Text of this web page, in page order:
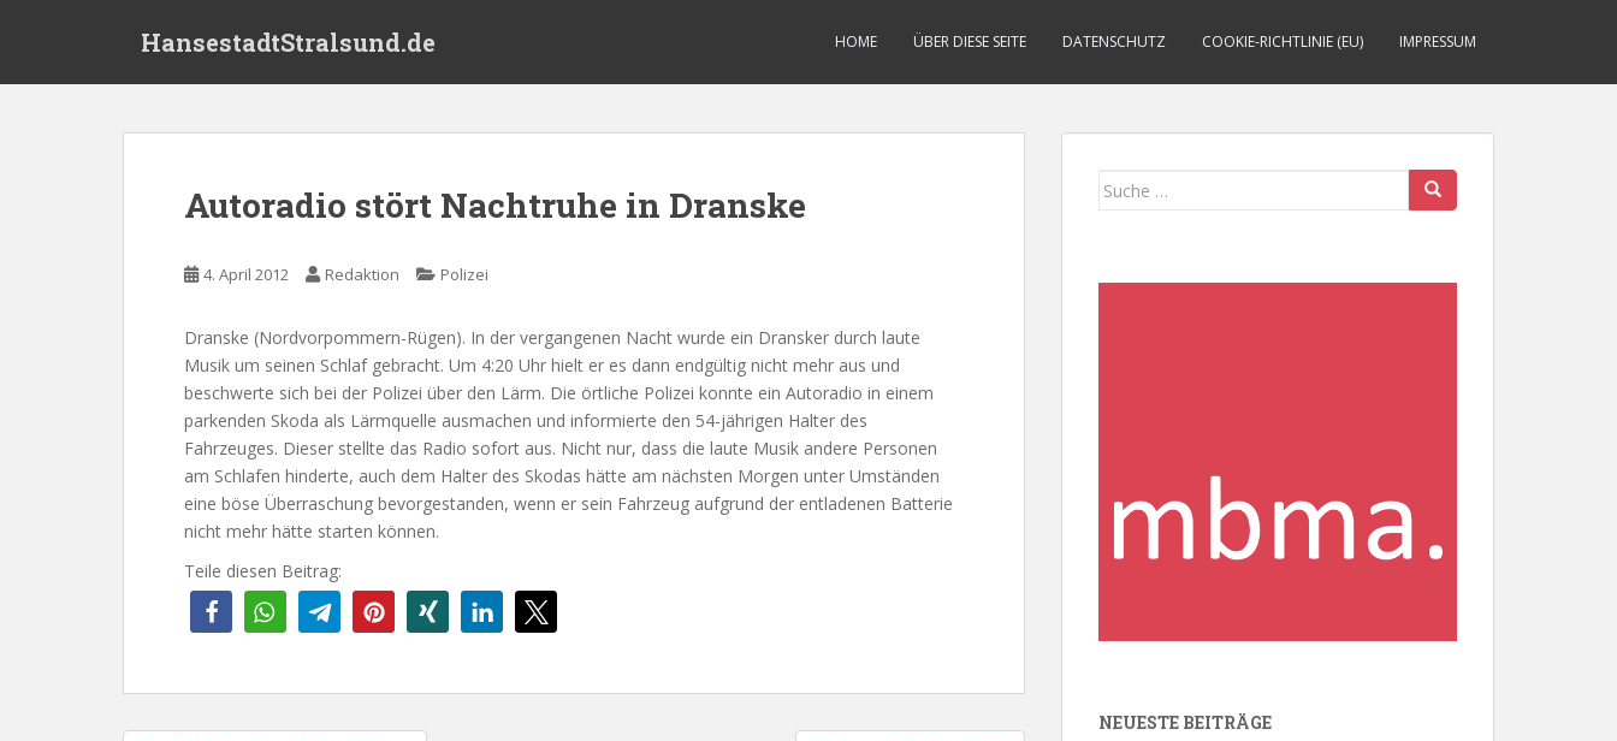
HansestadtStralsund.de HOME ÜBER DIESE SEITE DATENSCHUTZ COOKIE-RICHTLINIE (EU) IMPRESSUM
Autoradio stört Nachtruhe in Dranske
4. April 2012 Redaktion Polizei
Dranske (Nordvorpommern-Rügen). In der vergangenen Nacht wurde ein Dransker durch laute
Musik um seinen Schlaf gebracht. Um 4:20 Uhr hielt er es dann endgültig nicht mehr aus und
beschwerte sich bei der Polizei über den Lärm. Die örtliche Polizei konnte ein Autoradio in einem
parkenden Skoda als Lärmquelle ausmachen und informierte den 54-jährigen Halter des
Fahrzeuges. Dieser stellte das Radio sofort aus. Nicht nur, dass die laute Musik andere Personen
am Schlafen hinderte, auch dem Halter des Skodas hätte am nächsten Morgen unter Umständen
eine böse Überraschung bevorgestanden, wenn er sein Fahrzeug aufgrund der entladenen Batterie
nicht mehr hätte starten können.
Teile diesen Beitrag:
Suche
NEUESTE BEITRÄGE